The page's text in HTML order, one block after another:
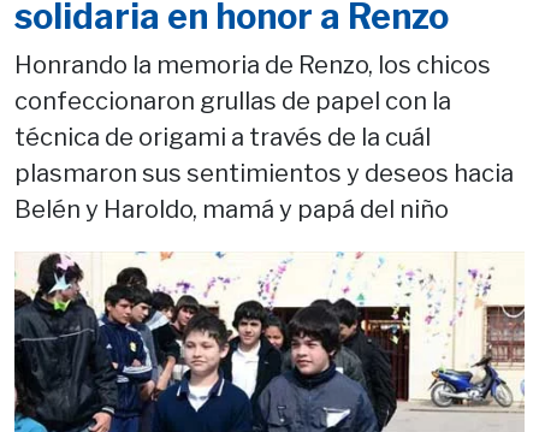
solidaria en honor a Renzo
Honrando la memoria de Renzo, los chicos
confeccionaron grullas de papel con la
técnica de origami a través de la cuál
plasmaron sus sentimientos y deseos hacia
Belén y Haroldo, mamá y papá del niño